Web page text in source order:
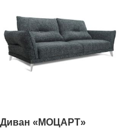
Диван «МОЦАРТ»